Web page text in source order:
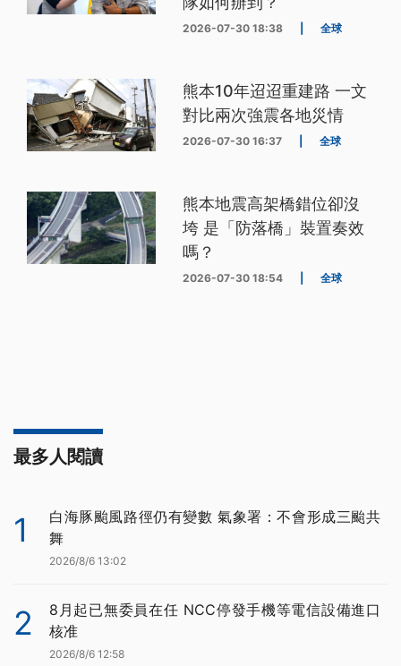
2026-07-30 18:38 全球
熊本10年迢迢重建路 一文
對比兩次強震各地災情
2026-07-30 16:37 全球
熊本地震高架橋錯位卻沒
垮 是「防落橋」裝置奏效
嗎？
2026-07-30 18:54 全球
最多人閱讀
1
白海豚颱風路徑仍有變數 氣象署：不會形成三颱共
舞
2026/8/6 13:02
2
8月起已無委員在任 NCC停發手機等電信設備進口
核准
2026/8/6 12:58